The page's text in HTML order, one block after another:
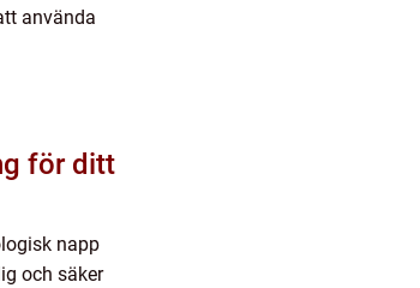
använda
för ditt
napp
och säker